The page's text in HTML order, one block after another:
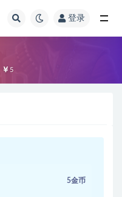
登录
5
5金币